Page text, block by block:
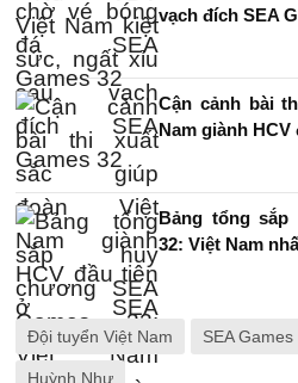
vạch đích SEA
Cận cảnh bài
Nam giành HCV
Bảng tổng sắp
32: Việt Nam
Đội tuyển Việt Nam SEA Games
Huỳnh Như